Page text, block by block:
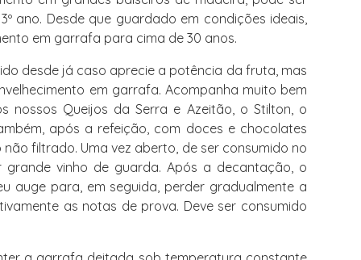
ano. Desde que guardado em condições ideais,
em garrafa para cima de 30 anos.
desde já caso aprecie a potência da fruta, mas
em garrafa. Acompanha muito bem
nossos Queijos da Serra e Azeitão, o Stilton, o
após a refeição, com doces e chocolates
filtrado. Uma vez aberto, de ser consumido no
grande vinho de guarda. Após a decantação, o
auge para, em seguida, perder gradualmente a
as notas de prova. Deve ser consumido